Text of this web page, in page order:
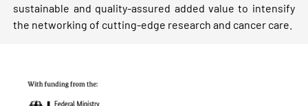
sustainable and quality-assured added value to intensify
the networking of cutting-edge research and cancer care.